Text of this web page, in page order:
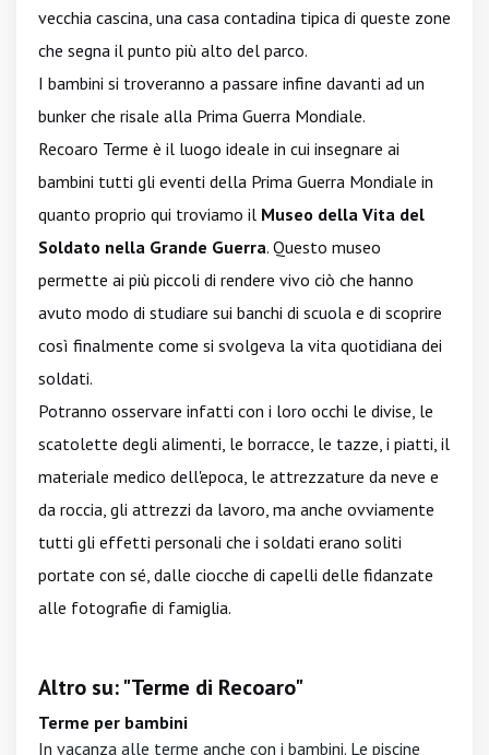
vecchia cascina, una casa contadina tipica di queste zone
che segna il punto più alto del parco.
I bambini si troveranno a passare infine davanti ad un
bunker che risale alla Prima Guerra Mondiale.
Recoaro Terme è il luogo ideale in cui insegnare ai
bambini tutti gli eventi della Prima Guerra Mondiale in
quanto proprio qui troviamo il Museo della Vita del
Soldato nella Grande Guerra. Questo museo
permette ai più piccoli di rendere vivo ciò che hanno
avuto modo di studiare sui banchi di scuola e di scoprire
così finalmente come si svolgeva la vita quotidiana dei
soldati.
Potranno osservare infatti con i loro occhi le divise, le
scatolette degli alimenti, le borracce, le tazze, i piatti, il
materiale medico dell'epoca, le attrezzature da neve e
da roccia, gli attrezzi da lavoro, ma anche ovviamente
tutti gli effetti personali che i soldati erano soliti
portate con sé, dalle ciocche di capelli delle fidanzate
alle fotografie di famiglia.
Altro su: "Terme di Recoaro"
Terme per bambini
In vacanza alle terme anche con i bambini. Le piscine